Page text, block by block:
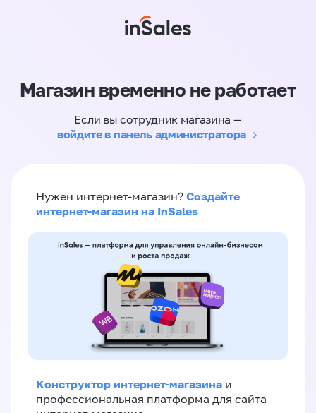
Магазин временно не работает
Если вы сотрудник магазина —
войдите в панель администратора
Нужен интернет-магазин? Создайте
интернет-магазин на InSales
Конструктор интернет-магазина и
профессиональная платформа для сайта